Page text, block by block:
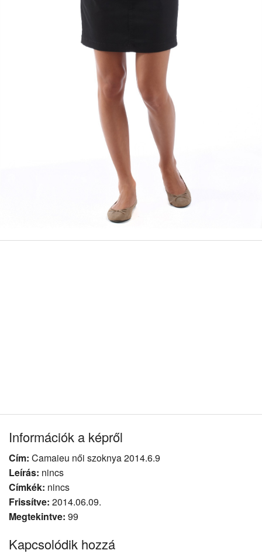
Információk a képről
Cím: Camaieu női szoknya 2014.6.9
Leírás: nincs
Címkék: nincs
Frissítve: 2014.06.09.
Megtekintve: 99
Kapcsolódik hozzá